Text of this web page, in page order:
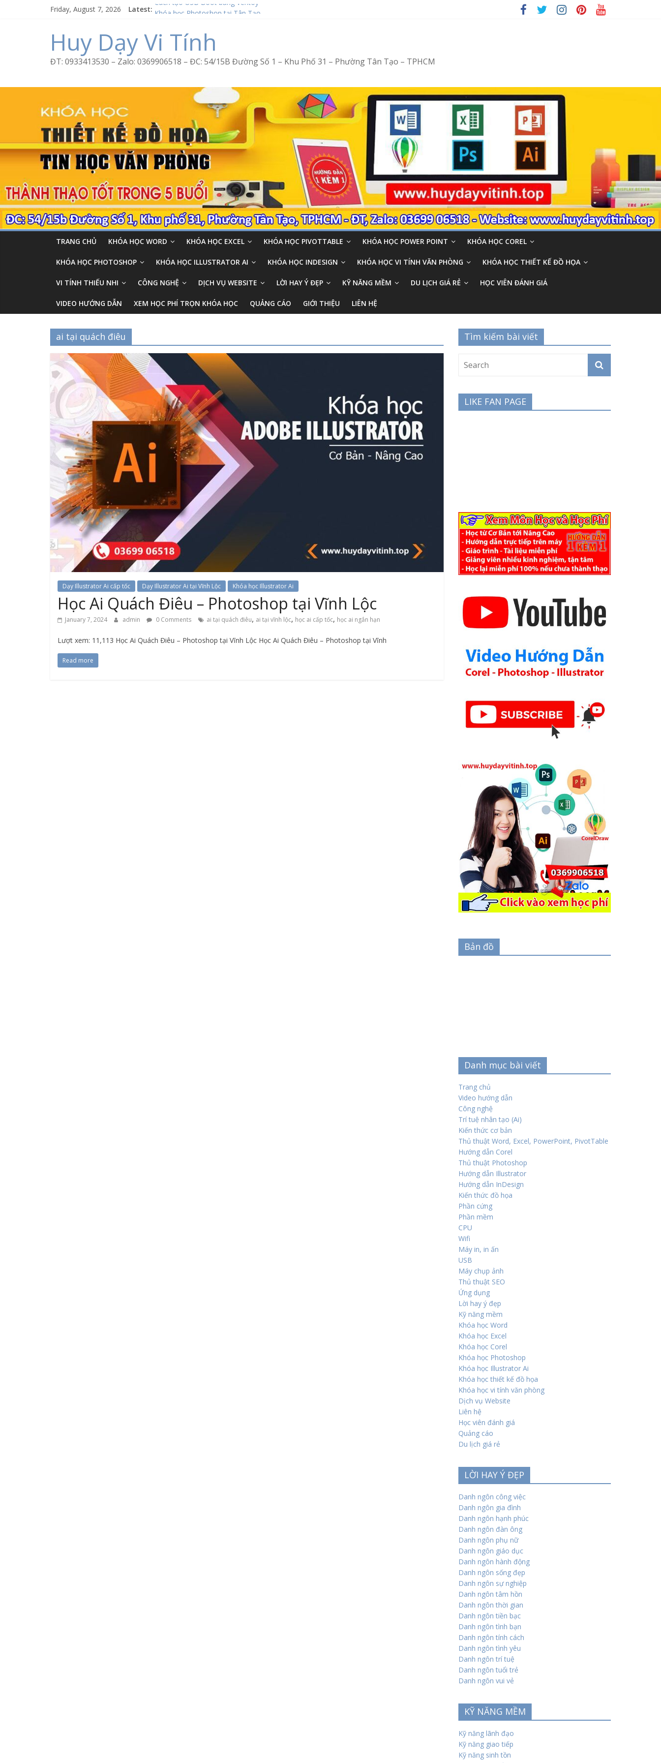
Friday, August 7, 2026 Latest: Cách tạo USB Boot bằng Ventoy
Word Bình Trị Đông – Tin học văn phòng cấp tốc
Học Corel Tân Tạo
Huy Dạy Vi Tính
ĐT: 0933413530 – Zalo: 0369906518 – ĐC: 54/15B Đường Số 1 – Khu Phố 31 – Phường Tân Tạo – TPHCM
TRANG CHỦ KHÓA HỌC WORD KHÓA HỌC EXCEL KHÓA HỌC PIVOTTABLE KHÓA HỌC POWER POINT KHÓA HỌC COREL
KHÓA HỌC PHOTOSHOP KHÓA HỌC ILLUSTRATOR AI KHÓA HỌC INDESIGN KHÓA HỌC VI TÍNH VĂN PHÒNG KHÓA HỌC THIẾT KẾ ĐỒ HỌA
VI TÍNH THIẾU NHI CÔNG NGHỆ DỊCH VỤ WEBSITE LỜI HAY Ý ĐẸP KỸ NĂNG MỀM DU LỊCH GIÁ RẺ HỌC VIÊN ĐÁNH GIÁ
VIDEO HƯỚNG DẪN XEM HỌC PHÍ TRỌN KHÓA HỌC QUẢNG CÁO GIỚI THIỆU LIÊN HỆ
ai tại quách điêu
Dạy Illustrator Ai cấp tốc Dạy Illustrator Ai tại Vĩnh Lộc Khóa học Illustrator Ai
Học Ai Quách Điêu – Photoshop tại Vĩnh Lộc
January 7, 2024 admin 0 Comments ai tại quách điêu, ai tại vĩnh lộc, học ai cấp tốc, học ai ngắn hạn
Lượt xem: 11,113 Học Ai Quách Điêu – Photoshop tại Vĩnh Lộc Học Ai Quách Điêu – Photoshop tại Vĩnh
Read more
Tìm kiếm bài viết
LIKE FAN PAGE
Bản đồ
Danh mục bài viết
Trang chủ
Video hướng dẫn
Công nghệ
Trí tuệ nhân tạo (Ai)
Kiến thức cơ bản
Thủ thuật Word, Excel, PowerPoint, PivotTable
Hướng dẫn Corel
Thủ thuật Photoshop
Hướng dẫn Illustrator
Hướng dẫn InDesign
Kiến thức đồ họa
Phần cứng
Phần mềm
CPU
Wifi
Máy in, in ấn
USB
Máy chụp ảnh
Thủ thuật SEO
Ứng dụng
Lời hay ý đẹp
Kỹ năng mềm
Khóa học Word
Khóa học Excel
Khóa học Corel
Khóa học Photoshop
Khóa học Illustrator Ai
Khóa học thiết kế đồ họa
Khóa học vi tính văn phòng
Dịch vụ Website
Liên hệ
Học viên đánh giá
Quảng cáo
Du lịch giá rẻ
LỜI HAY Ý ĐẸP
Danh ngôn công việc
Danh ngôn gia đình
Danh ngôn hạnh phúc
Danh ngôn đàn ông
Danh ngôn phụ nữ
Danh ngôn giáo dục
Danh ngôn hành động
Danh ngôn sống đẹp
Danh ngôn sự nghiệp
Danh ngôn tâm hồn
Danh ngôn thời gian
Danh ngôn tiền bạc
Danh ngôn tình bạn
Danh ngôn tính cách
Danh ngôn tình yêu
Danh ngôn trí tuệ
Danh ngôn tuổi trẻ
Danh ngôn vui vẻ
KỸ NĂNG MỀM
Kỹ năng lãnh đạo
Kỹ năng giao tiếp
Kỹ năng sinh tồn